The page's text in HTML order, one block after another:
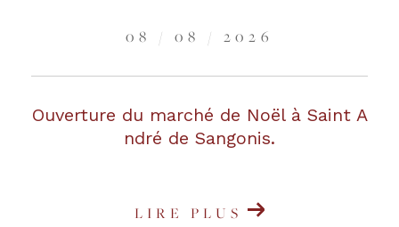
08 / 08 / 2026
Ouverture du marché de Noël à Saint A
ndré de Sangonis.
LIRE PLUS